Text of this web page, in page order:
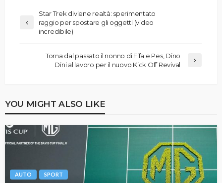
Star Trek diviene realtà: sperimentato
raggio per spostare gli oggetti (video
incredibile)
Torna dal passato il nonno di Fifa e Pes, Dino
Dini al lavoro per il nuovo Kick Off Revival
YOU MIGHT ALSO LIKE
AUTO SPORT